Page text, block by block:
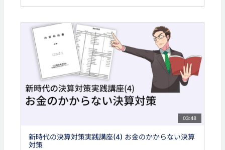
03:48
新時代の決算対策実践講座(4) お金のかからない決算
対策